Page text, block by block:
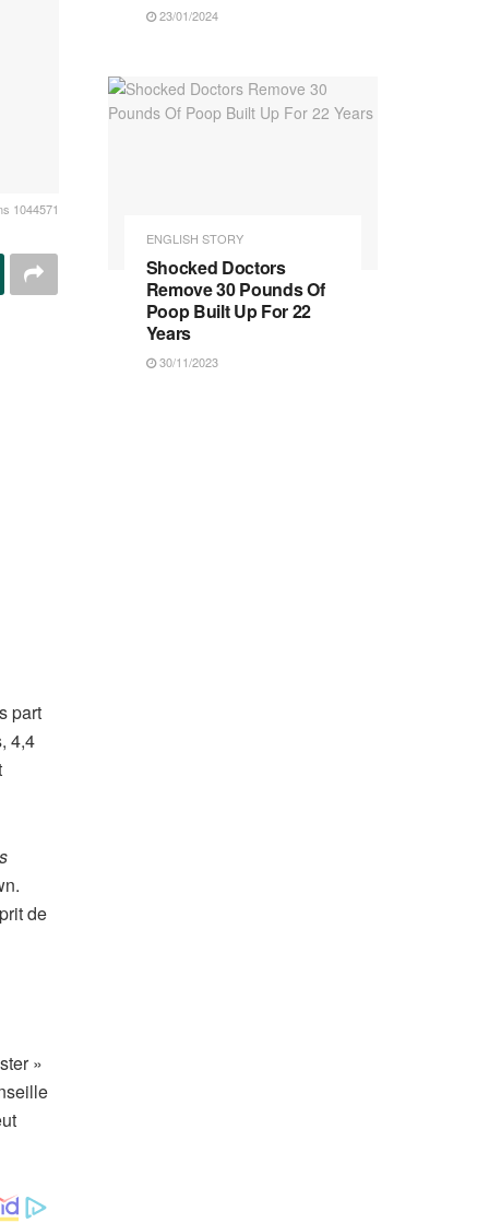
1044571
part
4,4
de
»
23/01/2024
ENGLISH STORY
Shocked Doctors
Remove 30 Pounds Of
Poop Built Up For 22
Years
30/11/2023